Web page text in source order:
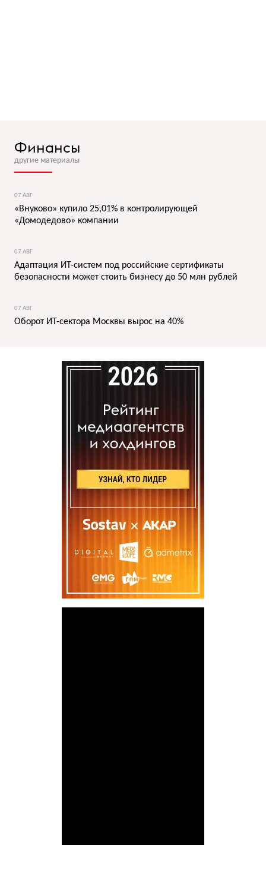
Финансы
другие материалы
07 АВГ
«Внуково» купило 25,01% в контролирующей
«Домодедово» компании
07 АВГ
Адаптация ИТ-систем под российские сертификаты
безопасности может стоить бизнесу до 50 млн рублей
07 АВГ
Оборот ИТ-сектора Москвы вырос на 40%